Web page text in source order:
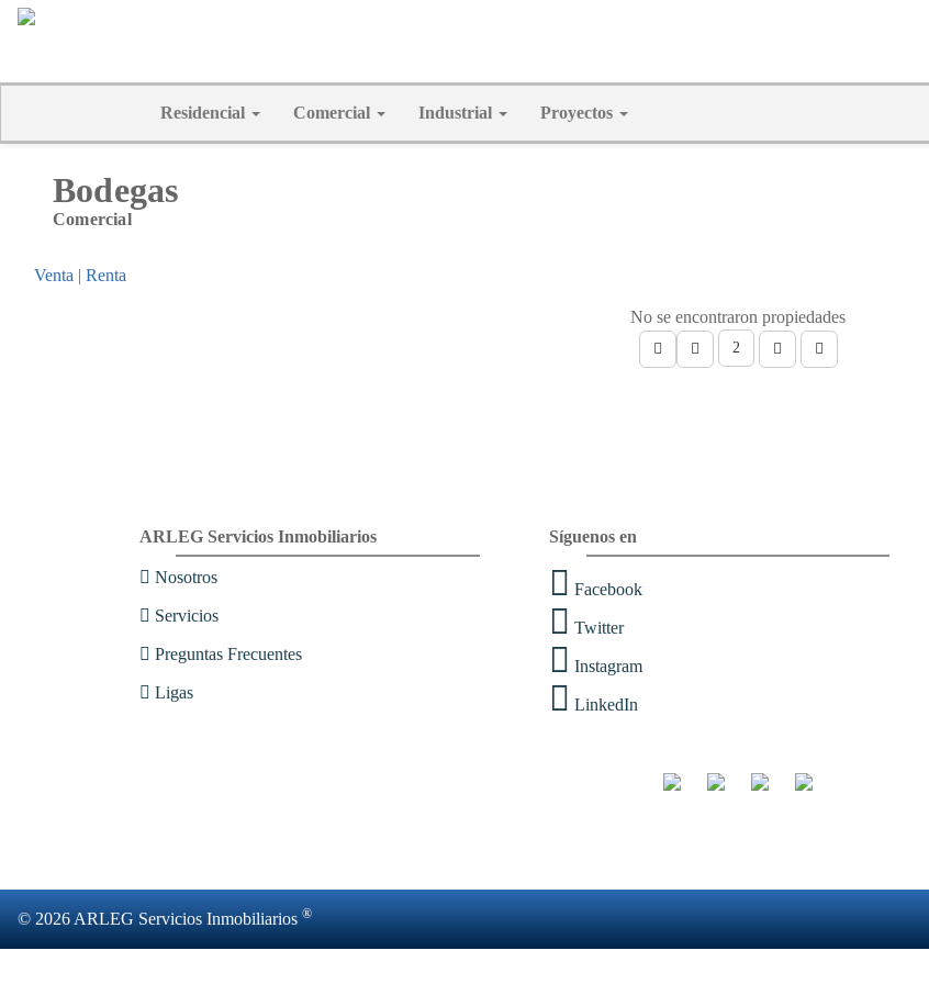
Residencial Comercial Industrial Proyectos
Bodegas
Comercial
Venta | Renta
No se encontraron propiedades
2
ARLEG Servicios Inmobiliarios
Nosotros
Servicios
Preguntas Frecuentes
Ligas
Síguenos en
Facebook
Twitter
Instagram
LinkedIn
© 2026 ARLEG Servicios Inmobiliarios ®